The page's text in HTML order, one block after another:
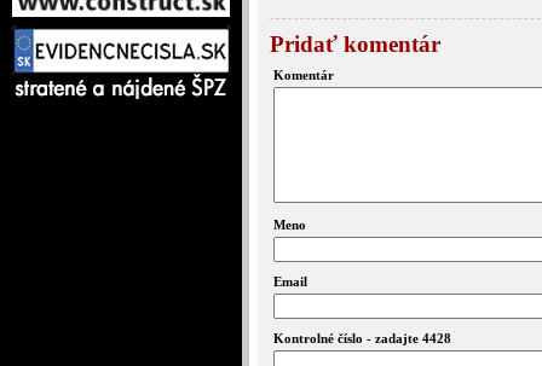
Pridať komentár
Komentár
Meno
Email
Kontrolné číslo - zadajte 4428